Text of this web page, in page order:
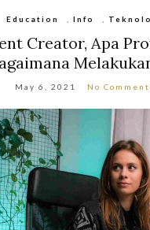
Education Info
Creator, Apa
May 6, 2021 No